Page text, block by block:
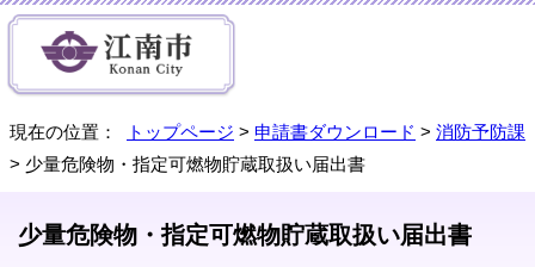
現在の位置： トップページ > 申請書ダウンロード > 消防予防課
> 少量危険物・指定可燃物貯蔵取扱い届出書
少量危険物・指定可燃物貯蔵取扱い届出書